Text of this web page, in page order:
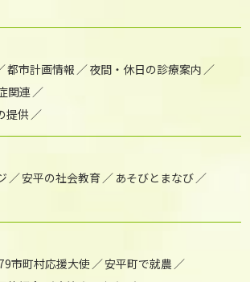
都市計画情報
夜間・休日の診療案内
関連
提供
安平の社会教育
あそびとまなび
市町村応援大使
安平町で就農